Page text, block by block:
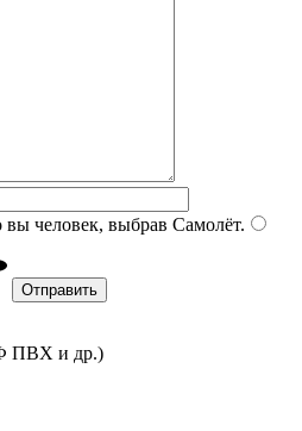
человек, выбрав Самолёт.
ПВХ и др.)